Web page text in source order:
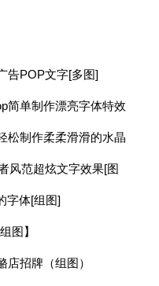
告POP文字[多图]
简单制作漂亮字体特效
松制作柔柔滑滑的水晶
风范超炫文字效果[图
字体[组图]
图】
店招牌（组图）